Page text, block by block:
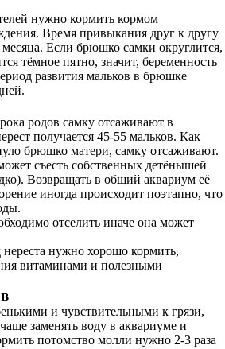
нужно кормить кормом
Время привыкания друг к другу
месяца. Если брюшко самки округлится,
тёмное пятно, значит, беременность
развития мальков в брюшке
родов самку отсаживают в
получается 45-55 мальков. Как
брюшко матери, самку отсаживают.
съесть собственных детёнышей
Возвращать в общий аквариум её
иногда происходит поэтапно, что
отселить иначе она может
нужно хорошо кормить,
витаминами и полезными
и чувствительными к грязи,
заменять воду в аквариуме и
потомство молли нужно 2-3 раза